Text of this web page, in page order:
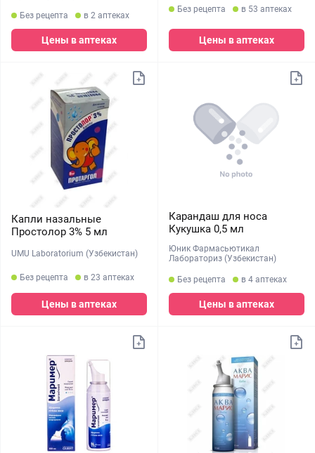
Без рецепта в 2 аптеках
Цены в аптеках
Без рецепта в 53 аптеках
Цены в аптеках
Капли назальные
Простолор 3% 5 мл
UMU Laboratorium (Узбекистан)
Без рецепта в 23 аптеках
Цены в аптеках
Карандаш для носа
Кукушка 0,5 мл
Юник Фармасьютикал
Лабораториз (Узбекистан)
Без рецепта в 4 аптеках
Цены в аптеках